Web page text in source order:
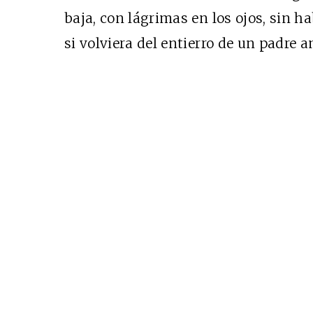
baja, con lágrimas en los ojos, sin
si volviera del entierro de un padre
Cine desde los
EDICIÓN MÉXICO